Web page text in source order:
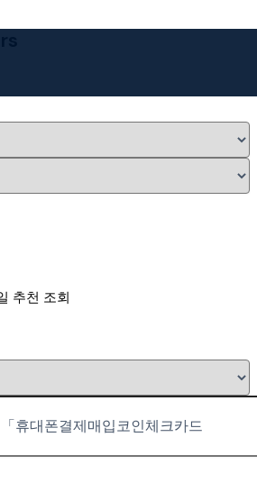
추천 조회